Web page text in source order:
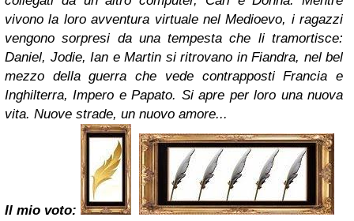
vivono la loro avventura virtuale nel Medioevo, i ragazzi
vengono sorpresi da una tempesta che li tramortisce:
Daniel, Jodie, Ian e Martin si ritrovano in Fiandra, nel bel
mezzo della guerra che vede contrapposti Francia e
Inghilterra, Impero e Papato. Si apre per loro una nuova
vita. Nuove strade, un nuovo amore...
Il mio voto: